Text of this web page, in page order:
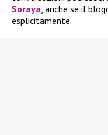
Soraya , anche se il
esplicitamente.